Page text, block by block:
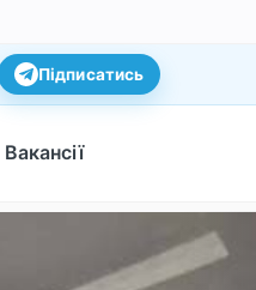
Підписатись
Вакансії